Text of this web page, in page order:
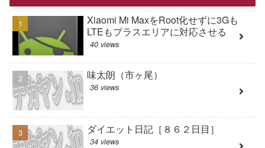
Xiaomi Mi MaxをRoot化せずに3Gも
LTEもプラスエリアに対応させる
40 views
味太朗（市ヶ尾）
36 views
ダイエット日記［８６２日目］
34 views